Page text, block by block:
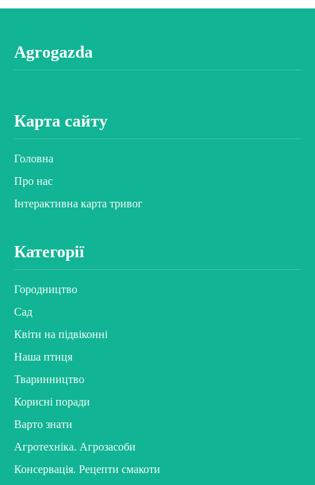
Agrogazda
Карта сайту
Головна
Про нас
Інтерактивна карта тривог
Категорії
Городництво
Сад
Квіти на підвіконні
Наша птиця
Тваринництво
Корисні поради
Варто знати
Агротехніка. Агрозасоби
Консервація. Рецепти смакоти